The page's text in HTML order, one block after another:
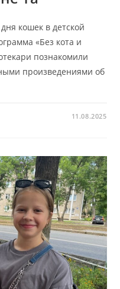
кошек в детской
«Без кота и
познакомили
произведениями об
11.08.2025